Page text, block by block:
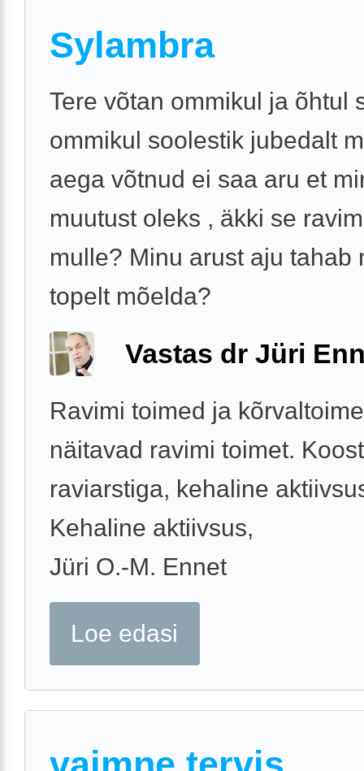
Sylambra
Tere võtan ommikul ja õhtul
ommikul soolestik jubedalt
aega võtnud ei saa aru et
muutust oleks , äkki se
mulle? Minu arust aju tahab
topelt mõelda?
Vastas dr Jüri
Ravimi toimed ja
näitavad ravimi toimet.
raviarstiga, kehaline
Kehaline aktiivsus,
Jüri O.-M. Ennet
Loe edasi